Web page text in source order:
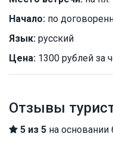
Начало: по
Язык: русский
Цена: 1300 рублей за
Отзывы
5 из 5 на